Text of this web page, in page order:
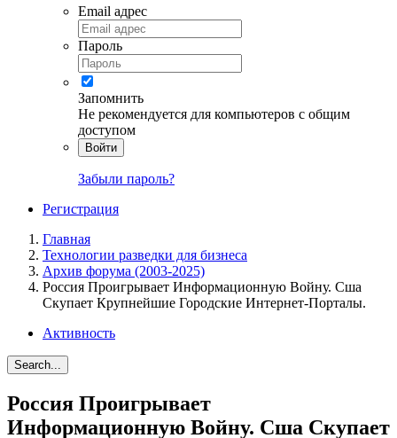
Email адрес
Пароль
Запомнить
Не рекомендуется для компьютеров с общим
доступом
Войти
Забыли пароль?
Регистрация
Главная
Технологии разведки для бизнеса
Архив форума (2003-2025)
Россия Проигрывает Информационную Войну. Сша
Скупает Крупнейшие Городские Интернет-Порталы.
Активность
Search...
Россия Проигрывает
Информационную Войну. Сша Скупает